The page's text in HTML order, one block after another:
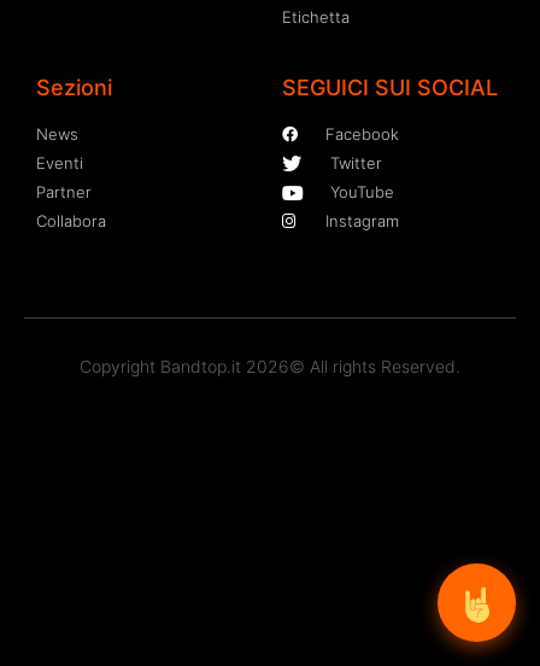
Etichetta
Sezioni
News
Eventi
Partner
Collabora
SEGUICI SUI SOCIAL
Facebook
Twitter
YouTube
Instagram
Copyright Bandtop.it 2026© All rights Reserved.